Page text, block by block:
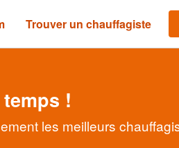
Trouver un chauffagiste
!
les meilleurs